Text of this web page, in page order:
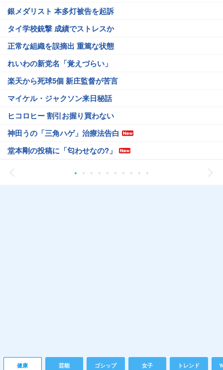
銀メダリスト 本多灯被告を起訴
タイ学校銃撃 成績でストレスか
正常な組織を誤摘出 重篤な状態
れいわの新党名「覚えづらい」
楽天から死球5個 新庄監督が苦言
マイケル・ジャクソン来日秘話
ヒコロヒー 割引お握り買わない
神田うの「三角ハゲ」治療法告白
堂本剛の投稿に「匂わせなの?」
健康 芸能 ゴシップ 女子 トレンド